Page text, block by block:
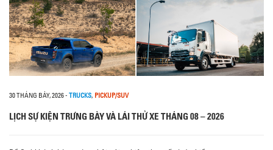
30 THÁNG BẢY, 2026- TRUCKS, PICKUP/SUV
LỊCH SỰ KIỆN TRƯNG BÀY VÀ LÁI THỬ XE THÁNG 08 – 2026